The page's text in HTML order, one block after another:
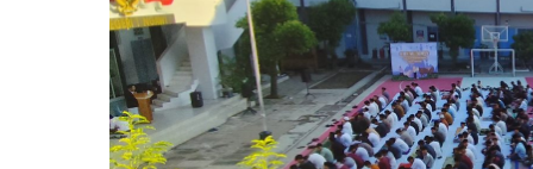
SMAN
1
Ngawi:
Momentum
Berkurban